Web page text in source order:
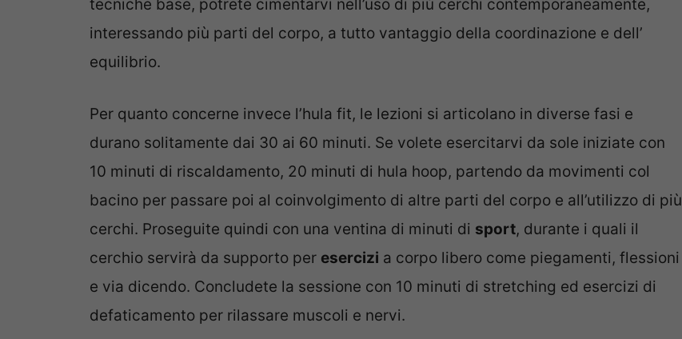
tecniche base, potrete cimentarvi nell’uso di più cerchi contemporaneamente,
interessando più parti del corpo, a tutto vantaggio della coordinazione e dell’
equilibrio.
Per quanto concerne invece l’hula fit, le lezioni si articolano in diverse fasi e
durano solitamente dai 30 ai 60 minuti. Se volete esercitarvi da sole iniziate con
10 minuti di riscaldamento, 20 minuti di hula hoop, partendo da movimenti col
bacino per passare poi al coinvolgimento di altre parti del corpo e all’utilizzo di più
cerchi. Proseguite quindi con una ventina di minuti di sport, durante i quali il
cerchio servirà da supporto per esercizi a corpo libero come piegamenti, flessioni
e via dicendo. Concludete la sessione con 10 minuti di stretching ed esercizi di
defaticamento per rilassare muscoli e nervi.